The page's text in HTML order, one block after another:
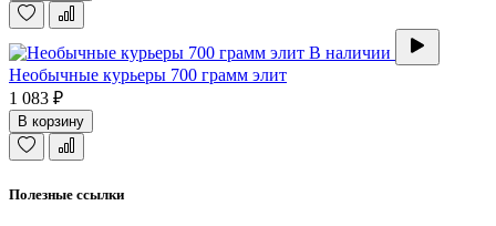
В наличии
Необычные курьеры 700 грамм элит
1 083 ₽
В корзину
Полезные ссылки